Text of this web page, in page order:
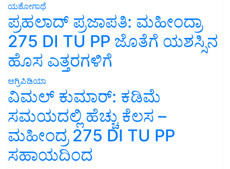
ಯಶೋಗಾಥೆ
ಪ್ರಹಲಾದ್ ಪ್ರಜಾಪತಿ: ಮಹೀಂದ್ರಾ
275 DI TU PP ಜೊತೆಗೆ ಯಶಸ್ಸಿನ
ಹೊಸ ಎತ್ತರಗಳಿಗೆ
ಅಗ್ರಿಪಿಡಿಯಾ
ವಿಮಲ್ ಕುಮಾರ್: ಕಡಿಮೆ
ಸಮಯದಲ್ಲಿ ಹೆಚ್ಚು ಕೆಲಸ –
ಮಹೀಂದ್ರ 275 DI TU PP
ಸಹಾಯದಿಂದ